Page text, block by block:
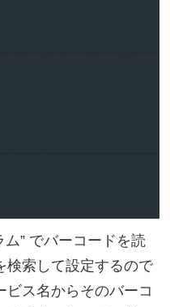
” でバーコードを読
検索して設定するので
ビス名からそのバーコ